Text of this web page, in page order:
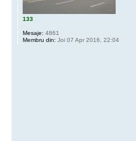
133
Mesaje: 4861
Membru din: Joi 07 Apr 2016, 22:04